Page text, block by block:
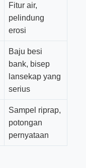
Fitur air,
pelindung
erosi
Baju besi
bank, bisep
lansekap yang
serius
Sampel riprap,
potongan
pernyataan